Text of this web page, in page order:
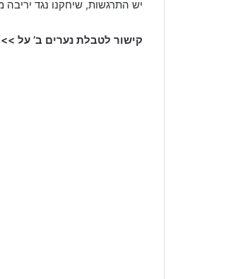
יש התרגשות, שיחקנו נגד
קישור לטבלת נערים ב’ על >>